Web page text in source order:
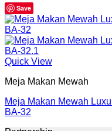
Save
Quick View
Meja Makan Mewah
Meja Makan Mewah
BA-32